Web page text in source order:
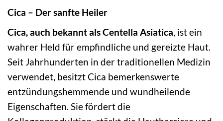
Cica – Der sanfte Heiler
Cica, auch bekannt als Centella Asiatica , ist ein
wahrer Held für empfindliche und gereizte Haut.
Seit Jahrhunderten in der traditionellen Medizin
verwendet, besitzt Cica bemerkenswerte
entzündungshemmende und wundheilende
Eigenschaften. Sie fördert die